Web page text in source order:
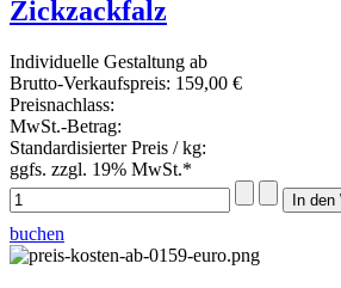
Zickzackfalz
Individuelle Gestaltung ab
Brutto-Verkaufspreis: 159,00 €
Preisnachlass:
MwSt.-Betrag:
Standardisierter Preis / kg:
ggfs. zzgl. 19% MwSt.*
buchen